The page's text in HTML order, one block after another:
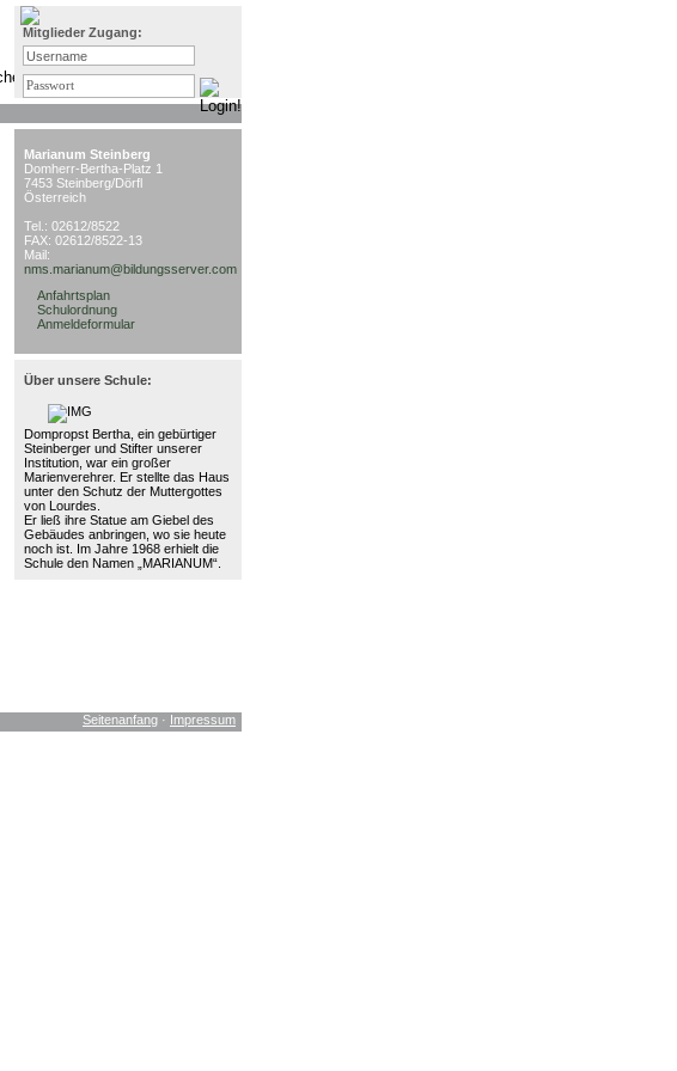
Mitglieder Zugang:
Marianum Steinberg
Domherr-Bertha-Platz 1
7453 Steinberg/Dörfl
Österreich
Tel.: 02612/8522
FAX: 02612/8522-13
Mail:
nms.marianum@bildungsserver.com
Anfahrtsplan
Schulordnung
Anmeldeformular
Über unsere Schule:
Dompropst Bertha, ein gebürtiger
Steinberger und Stifter unserer
Institution, war ein großer
Marienverehrer. Er stellte das Haus
unter den Schutz der Muttergottes
von Lourdes.
Er ließ ihre Statue am Giebel des
Gebäudes anbringen, wo sie heute
noch ist. Im Jahre 1968 erhielt die
Schule den Namen „MARIANUM“.
Seitenanfang · Impressum